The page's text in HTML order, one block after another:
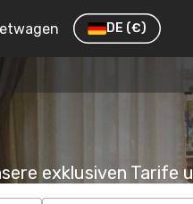
DE (€)
exklusiven